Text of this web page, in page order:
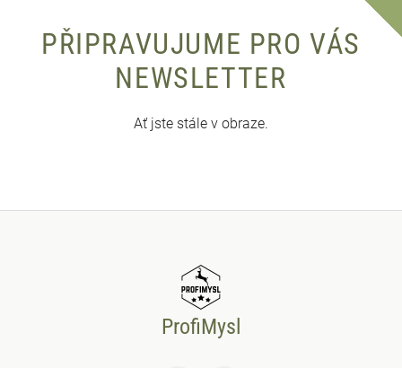
PŘIPRAVUJUME PRO VÁS
NEWSLETTER
Ať jste stále v obraze.
ProfiMysl